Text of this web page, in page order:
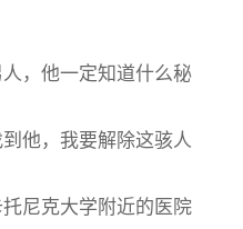
，他一定知道什么秘
他，我要解除这骇人
尼克大学附近的医院